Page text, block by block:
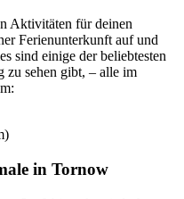
Aktivitäten für deinen
Ferienunterkunft auf und
sind einige der beliebtesten
zu sehen gibt, – alle im
in Tornow